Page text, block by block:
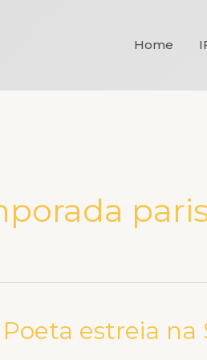
Home
estreia